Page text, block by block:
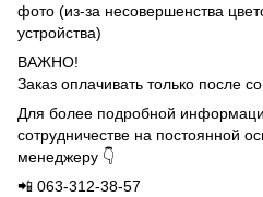
фото (из-за несовершенства
устройства)
ВАЖНО!
Заказ оплачивать только после
Для более подробной
сотрудничестве на постоянной
менеджеру 👇
📲 063-312-38-57